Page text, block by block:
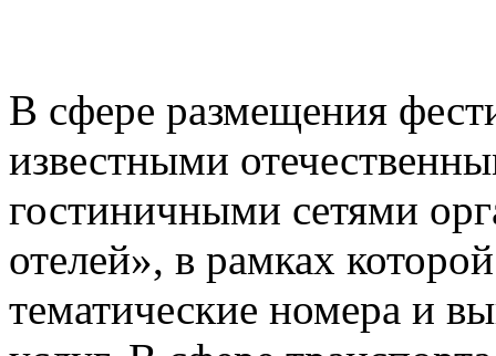
В сфере размещения
известными
гостиничными сетями
отелей», в рамках
тематические номера и